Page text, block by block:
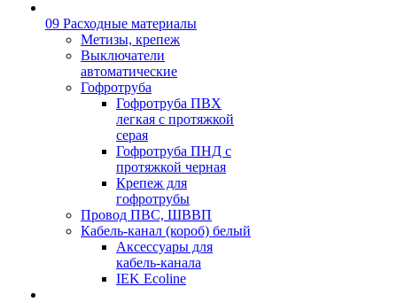
09 Расходные материалы
Метизы, крепеж
Выключатели
автоматические
Гофротруба
Гофротруба ПВХ
легкая с протяжкой
серая
Гофротруба ПНД с
протяжкой черная
Крепеж для
гофротрубы
Провод ПВС, ШВВП
Кабель-канал (короб) белый
Аксессуары для
кабель-канала
IEK Ecoline